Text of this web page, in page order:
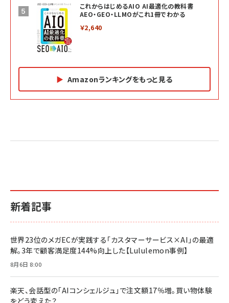
これからはじめるAIO AI最適化の教科書
AEO・GEO・LLMOがこれ1冊でわかる
￥2,640
Amazonランキングをもっと見る
2億円を売り上げたプロが教える note×AI 最強の
小さな会社は戦略が9割
￥1,815
る時代の成長戦略
￥2,420
anan(アンアン)2026/07/01号 No.2501[魅せる
anan(アンアン)2026/06/24号 No.2500増刊
anan(アンアン)2026/07/08号 No.2502[2026
年後半、あなたの恋と運命／山田涼介]
ママ投資家が育休中に１億貯めた株式投資
ベインキャピタル 企業価値向上力の秘密
ルな本質」
￥2,750
新着記事
世界23位のメガECが実践する「カスタマーサービス×AI」の最適
解。3年で顧客満足度144%向上した【Lululemon事例】
8月6日 8:00
楽天、会話型の「AIコンシェルジュ」で注文額17％増。買い物体験